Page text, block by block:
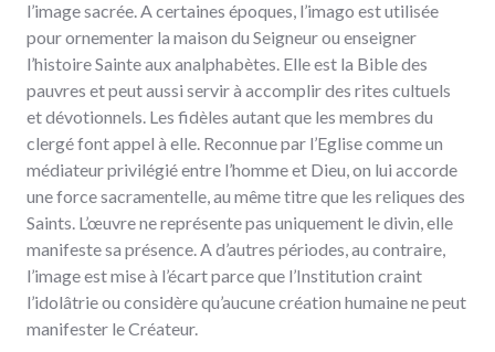
l’image sacrée. A certaines époques, l’imago est utilisée
pour ornementer la maison du Seigneur ou enseigner
l’histoire Sainte aux analphabètes. Elle est la Bible des
pauvres et peut aussi servir à accomplir des rites cultuels
et dévotionnels. Les fidèles autant que les membres du
clergé font appel à elle. Reconnue par l’Eglise comme un
médiateur privilégié entre l’homme et Dieu, on lui accorde
une force sacramentelle, au même titre que les reliques des
Saints. L’œuvre ne représente pas uniquement le divin, elle
manifeste sa présence. A d’autres périodes, au contraire,
l’image est mise à l’écart parce que l’Institution craint
l’idolâtrie ou considère qu’aucune création humaine ne peut
manifester le Créateur.